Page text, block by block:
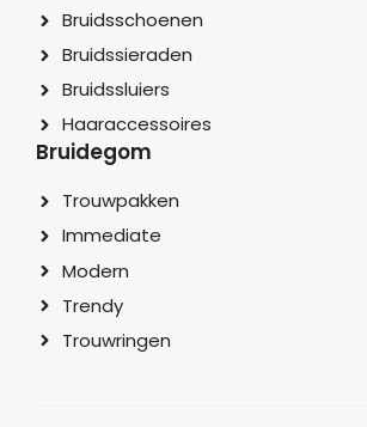
Bruidsschoenen
Bruidssieraden
Bruidssluiers
Haaraccessoires
Bruidegom
Trouwpakken
Immediate
Modern
Trendy
Trouwringen